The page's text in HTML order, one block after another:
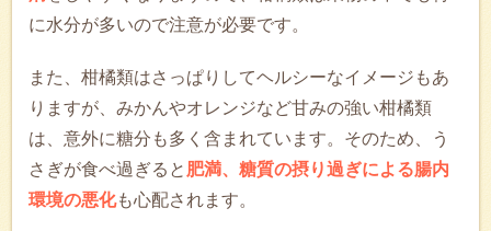
に水分が多いので注意が必要です。
また、柑橘類はさっぱりしてヘルシーなイメージもあ
りますが、みかんやオレンジなど甘みの強い柑橘類
は、意外に糖分も多く含まれています。そのため、う
さぎが食べ過ぎると 肥満、糖質の摂り過ぎによる腸内
環境の悪化も心配されます。